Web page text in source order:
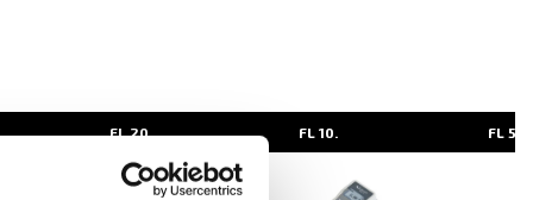
FL 20. FL 10. FL 5.